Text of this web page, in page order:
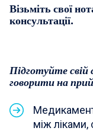
Візьміть свої
консультації.
Підготуйте
говорити на
між